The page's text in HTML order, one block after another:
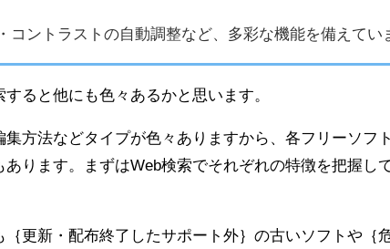
ントラストの自動調整など、多彩な機能を備えてい
ると他にも色々あるかと思います。
方法などタイプが色々ありますから、各フリーソフ
ります。まずはWeb検索でそれぞれの特徴を把握し
更新・配布終了したサポート外｝の古いソフトや｛